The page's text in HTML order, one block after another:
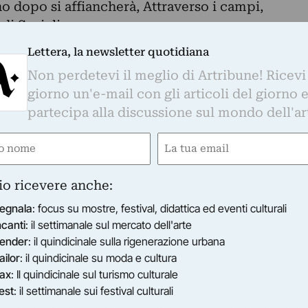
dopo si affiancherà, Attraverso i campi,
Savigliano.
nel 1922 attraverso la donazione di
in gesso descrive senza abbellimenti il
dissoda con l’aratro il terreno per
scelta che introduceva in scultura un soggetto
pittura piemontese, da Antonio Fontanesi a
fu tradotto nel bronzo che Calandra presentò
Promotrice delle Belle Arti di Torino. Noto
il bronzo fu nuovamente esposto a Brera nel
Nazionale di Palermo del 1891-1892, dove fu
Galleria Nazionale d’Arte Moderna di
che avrebbe contribuito a
scultore torinese.
agresti ha suggerito che essa abbia
soprattutto un significativo aggiornamento in
Lettera, la newsletter quotidiana
Non perdetevi il meglio di Artribune! Ricevi
giorno un'e-mail con gli articoli del giorno e
partecipa alla discussione sul mondo
Email
ricevere anche:
: focus su mostre, festival, didattica ed eventi culturali
: il settimanale sul mercato dell'arte
: il quindicinale sulla rigenerazione urbana
: il quindicinale su moda e cultura
: Il quindicinale sul turismo culturale
: il settimanale sui festival culturali